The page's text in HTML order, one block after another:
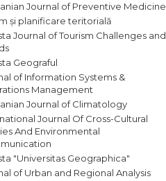
Journal of Preventive Medicine
și planificare teritorială
Journal of Tourism Challenges and
Geograful
of Information Systems &
Management
Journal of Climatology
Journal Of Cross-Cultural
And Environmental
"Universitas Geographica"
of Urban and Regional Analysis